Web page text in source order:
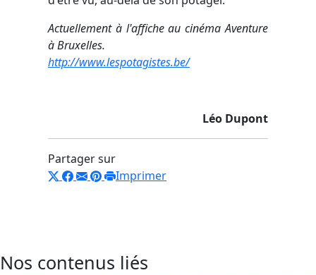
Actuellement à l'affiche au cinéma Aventure
à Bruxelles.
http://www.lespotagistes.be/
Léo Dupont
Partager sur
Imprimer
Nos contenus liés